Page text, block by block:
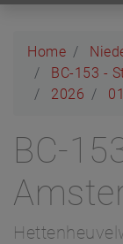
Home
BC-153 -
2026
01
BC-